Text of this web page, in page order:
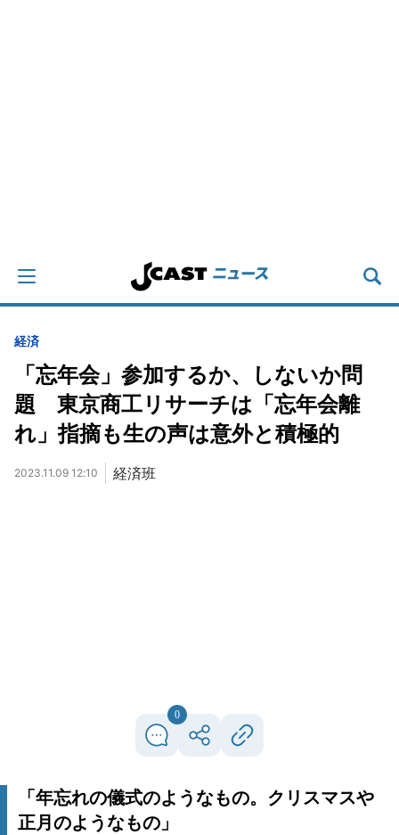
経済
「忘年会」参加するか、しないか問
題 東京商工リサーチは「忘年会離
れ」指摘も生の声は意外と積極的
2023.11.09 12:10 経済班
0
「年忘れの儀式のようなもの。クリスマスや
正月のようなもの」